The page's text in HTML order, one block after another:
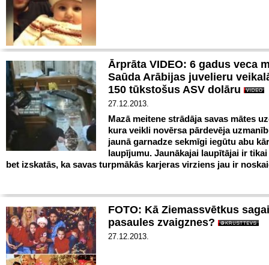
Ārprāta VIDEO: 6 gadus veca
Saūda Arābijas juvelieru
150 tūkstošus ASV dolāru
27.12.2013.
Mazā meitene strādāja savas mātes
kura veikli novērsa pārdevēja
jaunā garnadze sekmīgi iegūtu abu
laupījumu. Jaunākajai laupītājai ir tikai
bet izskatās, ka savas turpmākās karjeras virziens jau ir
FOTO: Kā Ziemassvētkus
pasaules zvaigznes?
27.12.2013.